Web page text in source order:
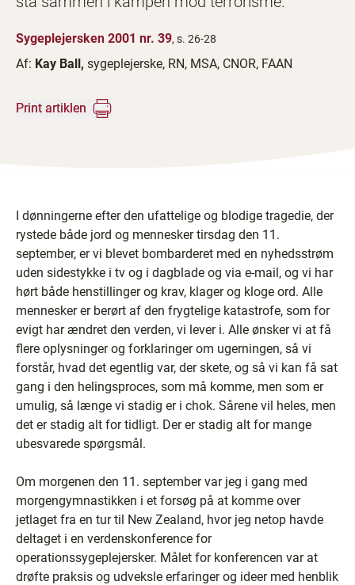
Sygeplejersken 2001 nr. 39, s. 26-28
Af: Kay Ball, sygeplejerske, RN, MSA, CNOR, FAAN
Print artiklen
I dønningerne efter den ufattelige og blodige tragedie, der
rystede både jord og mennesker tirsdag den 11.
september, er vi blevet bombarderet med en nyhedsstrøm
uden sidestykke i tv og i dagblade og via e-mail, og vi har
hørt både henstillinger og krav, klager og kloge ord. Alle
mennesker er berørt af den frygtelige katastrofe, som for
evigt har ændret den verden, vi lever i. Alle ønsker vi at få
flere oplysninger og forklaringer om ugerningen, så vi
forstår, hvad det egentlig var, der skete, og så vi kan få sat
gang i den helingsproces, som må komme, men som er
umulig, så længe vi stadig er i chok. Sårene vil heles, men
det er stadig alt for tidligt. Der er stadig alt for mange
ubesvarede spørgsmål.
Om morgenen den 11. september var jeg i gang med
morgengymnastikken i et forsøg på at komme over
jetlaget fra en tur til New Zealand, hvor jeg netop havde
deltaget i en verdenskonference for
operationssygeplejersker. Målet for konferencen var at
drøfte praksis og udveksle erfaringer og ideer med henblik